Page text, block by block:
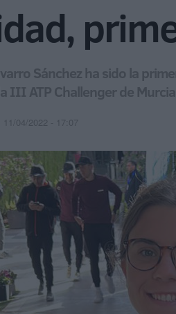
Sánchez ha sido la
III ATP Challenger de
11/04/2022 - 17:07